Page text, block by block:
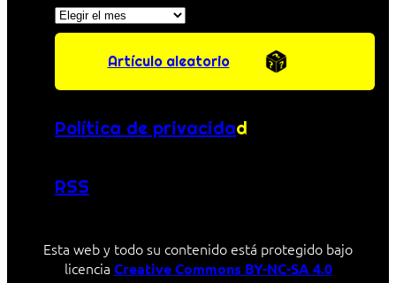
Archivos
Artículo aleatorio
Política de privacidad
RSS
Esta web y todo su contenido está protegido bajo
licencia Creative Commons BY-NC-SA 4.0